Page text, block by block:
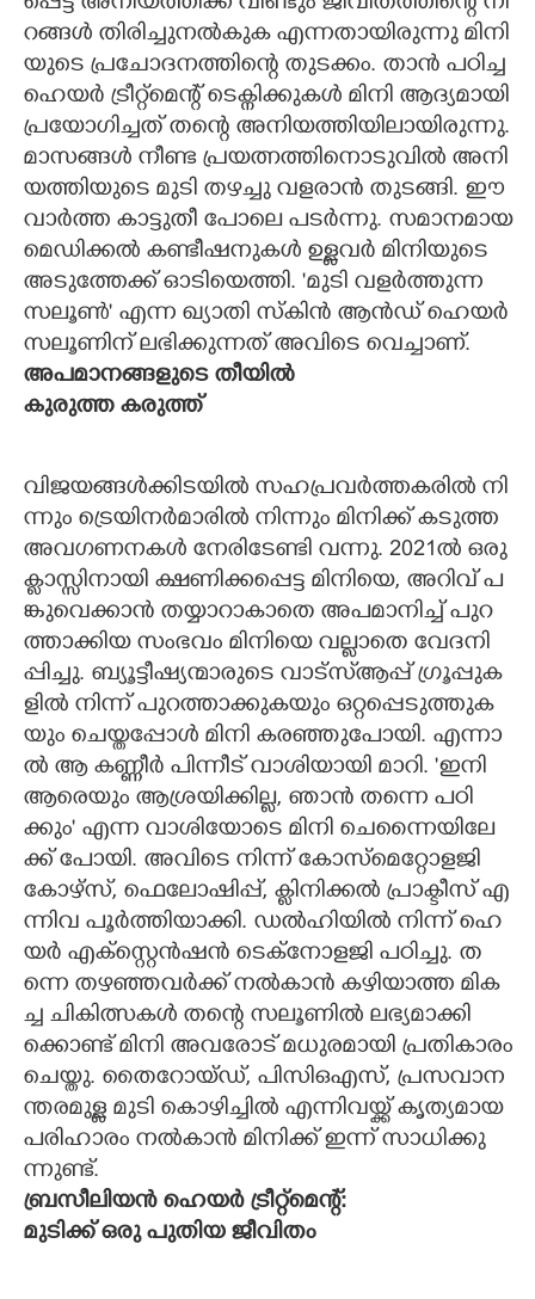
റ​ങ്ങ​ൾ​ തി​രി​ച്ചു​ന​ൽ​കു​ക​ എ​ന്ന​താ​യി​രു​ന്നു​ മി​നി​
യു​ടെ​ പ്ര​ചോ​ദ​ന​ത്തി​ന്റെ​ തു​ട​ക്കം​.​​ ​താ​ൻ​ ​പ​ഠി​ച്ച​ ​
ഹെ​യ​ർ​ ​ട്രീ​റ്റ്മെ​ന്റ് ​ടെ​ക്നി​ക്കു​ക​ൾ​ ​മി​നി​ ​ആ​ദ്യ​മാ​യി​
​പ്ര​യോ​ഗി​ച്ച​ത് ​ത​ന്റെ​ ​അ​നി​യ​ത്തി​യി​ലാ​യി​രു​ന്നു.​
​മാ​സ​ങ്ങ​ൾ​ ​നീ​ണ്ട​ ​പ്ര​യ​ത്ന​ത്തി​നൊ​ടു​വി​ൽ​ ​അ​നി​
യ​ത്തി​യു​ടെ​ ​മു​ടി​ ​ത​ഴ​ച്ചു​ ​വ​ള​രാ​ൻ​ ​തു​ട​ങ്ങി.​ ​ഈ​ ​
വാ​ർ​ത്ത​ ​കാ​ട്ടു​തീ​ ​പോ​ലെ​ ​പ​ട​ർ​ന്നു.​ ​സ​മാ​ന​മാ​യ​
​മെ​ഡി​ക്ക​ൽ​ ​ക​ണ്ടീഷ​നു​ക​ൾ​ ​ഉ​ള്ള​വ​ർ​ ​മി​നി​യു​ടെ​ ​
അ​ടു​ത്തേ​ക്ക് ​ഓ​ടി​യെ​ത്തി.​ ​"​മു​ടി​ ​വ​ള​ർ​ത്തു​ന്ന​ ​
സ​ലൂ​ൺ​"​ ​എ​ന്ന​ ​ഖ്യാ​തി​ ​സ്കി​ൻ​ ​ആ​ൻ​ഡ് ​ഹെ​യ​ർ​
​സ​ലൂ​ണി​ന് ​ല​ഭി​ക്കു​ന്ന​ത് ​അ​വി​ടെ​ ​വെ​ച്ചാ​ണ്.​ ​
അ​പ​മാ​ന​ങ്ങ​ളു​ടെ​ ​തീ​യി​ൽ​
​കു​രു​ത്ത​ ​ക​രു​ത്ത് ​
വി​ജ​യ​ങ്ങ​ൾ​ക്കി​ട​യി​ൽ​ ​സ​ഹ​പ്ര​വ​ർ​ത്ത​ക​രി​ൽ​ ​നി​
ന്നും​ ​ട്രെ​യി​ന​ർ​മാ​രി​ൽ​ ​നി​ന്നും​ ​മി​നി​ക്ക് ​ക​ടു​ത്ത​ ​
അ​വ​ഗ​ണ​ന​ക​ൾ​ ​നേ​രി​ടേ​ണ്ടി​ ​വ​ന്നു.​ 2021​ൽ​ ​ഒ​രു​ ​
ക്ലാ​സ്സി​നാ​യി​ ​ക്ഷ​ണി​ക്ക​പ്പെ​ട്ട​ ​മി​നി​യെ,​ ​അ​റി​വ് ​പ​
ങ്കു​വെ​ക്കാ​ൻ​ ​ത​യ്യാ​റാ​കാ​തെ​ ​അ​പ​മാ​നി​ച്ച് ​പു​റ​
ത്താ​ക്കി​യ​ ​സം​ഭ​വം​ ​മി​നി​യെ​ ​വ​ല്ലാ​തെ​ ​വേ​ദ​നി​
പ്പി​ച്ചു.​ ​ബ്യൂ​ട്ടീ​ഷ്യ​ന്മാ​രു​ടെ​ ​വാ​ട്സ്ആ​പ്പ് ​ഗ്രൂ​പ്പു​ക​
ളി​ൽ​ ​നി​ന്ന് ​പു​റ​ത്താ​ക്കു​ക​യും​ ​ഒ​റ്റ​പ്പെ​ടു​ത്തു​ക​
യും​ ​ചെ​യ്ത​പ്പോ​ൾ​ ​മി​നി​ ​ക​ര​ഞ്ഞു​പോ​യി.​ ​എ​ന്നാ​
ൽ​ ​ആ​ ​ക​ണ്ണീ​ർ​ ​പി​ന്നീ​ട് ​വാ​ശി​യാ​യി​ ​മാ​റി.​ ​"​ഇ​നി​ ​
ആ​രെ​യും​ ​ആ​ശ്ര​യി​ക്കി​ല്ല,​ ​ഞാ​ൻ​ ​ത​ന്നെ​ ​പ​ഠി​
ക്കും​"​ ​എ​ന്ന​ ​വാ​ശി​യോ​ടെ​ ​മി​നി​ ​ചെ​ന്നൈ​യി​ലേ​
ക്ക് ​പോ​യി.​ ​അ​വി​ടെ​ ​നി​ന്ന് ​കോ​സ്മെ​റ്റോ​ള​ജി​ ​
കോ​ഴ്സ്,​ ​ഫെ​ലോ​ഷി​പ്പ്,​ ​ക്ലി​നി​ക്ക​ൽ​ ​പ്രാ​ക്ടീ​സ് ​എ​
ന്നി​വ​ ​പൂ​ർ​ത്തി​യാ​ക്കി.​ ​ഡ​ൽ​ഹി​യി​ൽ​ ​നി​ന്ന് ​ഹെ​
യ​ർ​ ​എ​ക്സ്റ്റെ​ൻ​ഷ​ൻ​ ​ടെ​ക്നോ​ള​ജി​ ​പ​ഠി​ച്ചു.​ ​ത​
ന്നെ​ ​ത​ഴ​ഞ്ഞ​വ​ർ​ക്ക് ​ന​ൽ​കാ​ൻ​ ​ക​ഴി​യാ​ത്ത​ ​മി​ക​
ച്ച​ ​ചി​കി​ത്സ​ക​ൾ​ ​ത​ന്റെ​ ​സ​ലൂ​ണി​ൽ​ ​ല​ഭ്യ​മാ​ക്കി​
ക്കൊ​ണ്ട് ​മി​നി​ ​അ​വ​രോ​ട് ​മ​ധു​ര​മാ​യി​ ​പ്ര​തി​കാ​രം​
​ചെ​യ്തു.​ ​തൈ​റോ​യ്ഡ്,​ ​പി​സി​ഒ​എ​സ്,​ ​പ്ര​സ​വാ​ന​
ന്ത​ര​മു​ള്ള​ ​മു​ടി​ ​കൊ​ഴി​ച്ചി​ൽ​ ​എ​ന്നി​വ​യ്ക്ക് ​കൃ​ത്യ​മാ​യ​ ​
പ​രി​ഹാ​രം​ ​ന​ൽ​കാ​ൻ​ ​മി​നി​ക്ക് ​ഇ​ന്ന് ​സാ​ധി​ക്കു​
ന്നു​ണ്ട്.​ ​
ബ്ര​സീ​ലി​യ​ൻ​ ​ഹെ​യ​ർ​ ​ട്രീ​റ്റ്മെ​ന്റ്:​ ​
മു​ടി​ക്ക് ​ഒ​രു​ ​പു​തി​യ​ ​ജീ​വി​തം​